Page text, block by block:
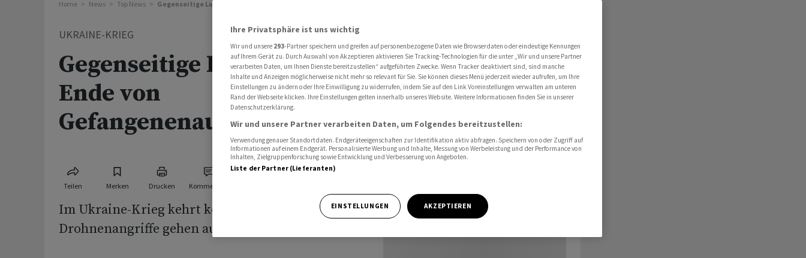
Home News Top News Gegenseitige Luftangriff vor Ende von Gefangenenaustausch
UKRAINE-KRIEG
Gegenseitige Luftangriff vor
Ende von
Gefangenenaustausch
Teilen Merken Drucken Kommentare
Im Ukraine-Krieg kehrt keine Ruhe ein. Die
Drohnenangriffe gehen auf beiden Seiten weiter.
Ihre Privatsphäre ist uns wichtig
Wir und unsere 293-Partner speichern und greifen auf personenbezogene Daten wie Browserdaten oder eindeutige Kennungen
auf Ihrem Gerät zu. Durch Auswahl von Akzeptieren aktivieren Sie Tracking-Technologien für die unter „Wir und unsere Partner
verarbeiten Daten, um Ihnen Dienste bereitzustellen“ aufgeführten Zwecke. Wenn Tracker deaktiviert sind, sind manche
Inhalte und Anzeigen möglicherweise nicht mehr so relevant für Sie. Sie können dieses Menü jederzeit wieder aufrufen, um Ihre
Einstellungen zu ändern oder Ihre Einwilligung zu widerrufen, indem Sie auf den Link Voreinstellungen verwalten am unteren
Rand der Webseite klicken. Ihre Einstellungen gelten innerhalb unseres Website. Weitere Informationen finden Sie in unserer
Datenschutzerklärung.
Wir und unsere Partner verarbeiten Daten, um Folgendes bereitzustellen:
Verwendung genauer Standortdaten. Endgeräteeigenschaften zur Identifikation aktiv abfragen. Speichern von oder Zugriff auf
Informationen auf einem Endgerät. Personalisierte Werbung und Inhalte, Messung von Werbeleistung und der Performance von
Inhalten, Zielgruppenforschung sowie Entwicklung und Verbesserung von Angeboten.
Liste der Partner (Lieferanten)
EINSTELLUNGEN AKZEPTIEREN